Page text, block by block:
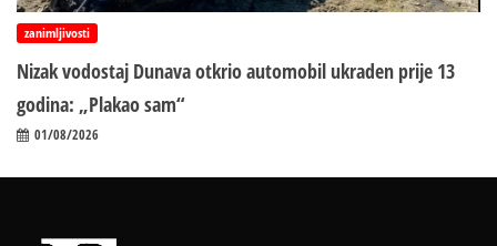
zanimljivosti
Nizak vodostaj Dunava otkrio automobil ukraden prije 13
godina: „Plakao sam“
01/08/2026